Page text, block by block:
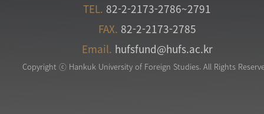
TEL. 82-2-2173-2786~2791
FAX. 82-2-2173-2785
Email. hufsfund@hufs.ac.kr
Copyright ⓒ Hankuk University of Foreign Studies. All Rights